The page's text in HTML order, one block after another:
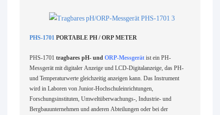
PHS-1701PORTABLE PH / ORP METER
PHS-1701tragbares pH- undORP-Messgerätist ein PH-
Messgerät mit digitaler Anzeige und LCD-Digitalanzeige, das PH-
und Temperaturwerte gleichzeitig anzeigen kann. Das Instrument
wird in Laboren von Junior-Hochschuleinrichtungen,
Forschungsinstituten, Umweltüberwachungs-, Industrie- und
Bergbauunternehmen und anderen Abteilungen oder bei der